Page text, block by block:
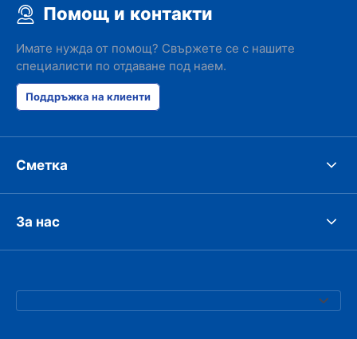
Помощ и контакти
Имате нужда от помощ? Свържете се с нашите
специалисти по отдаване под наем.
Поддръжка на клиенти
Сметка
За нас